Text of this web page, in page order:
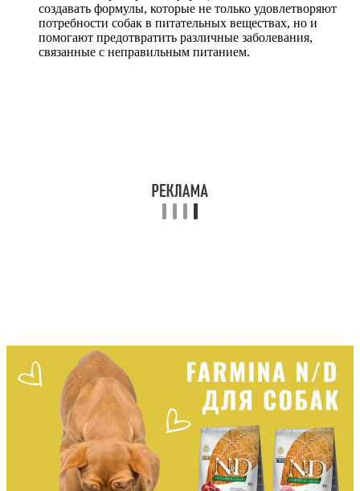
создавать формулы, которые не только удовлетворяют
потребности собак в питательных веществах, но и
помогают предотвратить различные заболевания,
связанные с неправильным питанием.